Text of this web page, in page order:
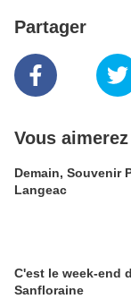
Partager
Vous
Demain, Souvenir
Langeac
C'est le week-end
Sanfloraine